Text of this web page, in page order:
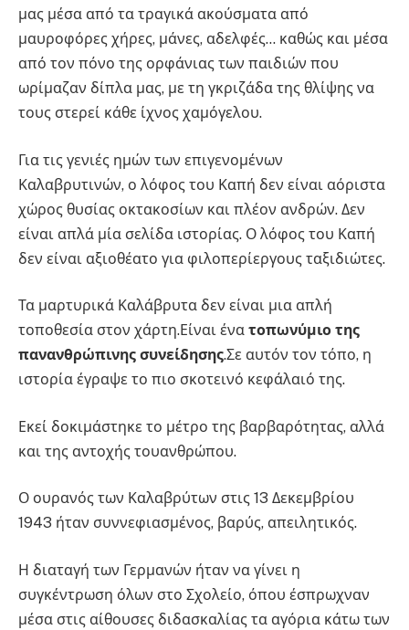
μας μέσα από τα τραγικά ακούσματα από
μαυροφόρες χήρες, μάνες, αδελφές… καθώς και μέσα
από τον πόνο της ορφάνιας των παιδιών που
ωρίμαζαν δίπλα μας, με τη γκριζάδα της θλίψης να
τους στερεί κάθε ίχνος χαμόγελου.
Για τις γενιές ημών των επιγενομένων
Καλαβρυτινών, ο λόφος του Καπή δεν είναι αόριστα
χώρος θυσίας οκτακοσίων και πλέον ανδρών. Δεν
είναι απλά μία σελίδα ιστορίας. Ο λόφος του Καπή
δεν είναι αξιοθέατο για φιλοπερίεργους ταξιδιώτες.
Τα μαρτυρικά Καλάβρυτα δεν είναι μια απλή
τοποθεσία στον χάρτη.Είναι ένα τοπωνύμιο της
πανανθρώπινης συνείδησης.Σε αυτόν τον τόπο, η
ιστορία έγραψε το πιο σκοτεινό κεφάλαιό της.
Εκεί δοκιμάστηκε το μέτρο της βαρβαρότητας, αλλά
και της αντοχής τουανθρώπου.
Ο ουρανός των Καλαβρύτων στις 13 Δεκεμβρίου
1943 ήταν συννεφιασμένος, βαρύς, απειλητικός.
Η διαταγή των Γερμανών ήταν να γίνει η
συγκέντρωση όλων στο Σχολείο, όπου έσπρωχναν
μέσα στις αίθουσες διδασκαλίας τα αγόρια κάτω των